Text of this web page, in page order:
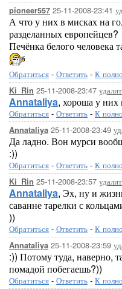
pioneer557 25-11-2008-23:41
А что у них в мисках на
разделанных европейцев?
Печёнка белого человека
Обратиться - Ответить - К
Ki_Rin 25-11-2008-23:47
Annataliya, хороша у них
Обратиться - Ответить - К
Annataliya 25-11-2008-23:49
Да ладно. Вон мурси
:))
Обратиться - Ответить - К
Ki_Rin 25-11-2008-23:57
Annataliya, Эх, ну и
саванне тарелки с
))
Обратиться - Ответить - К
Annataliya 25-11-2008-23:59
:)) Потому туда, наверно,
помадой побегаешь?))
Обратиться - Ответить - К